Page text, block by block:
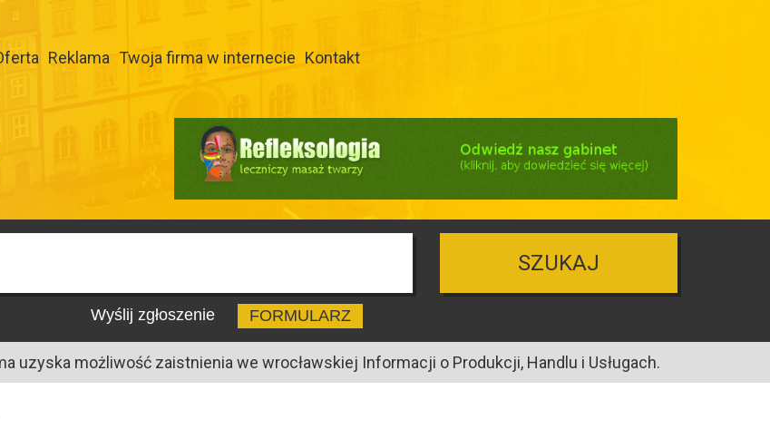
Reklama Twoja firma w internecie Kontakt
SZUKAJ
Wyślij zgłoszenie FORMULARZ
uzyska możliwość zaistnienia we wrocławskiej Informacji o Produkcji, Handlu i Usługach.